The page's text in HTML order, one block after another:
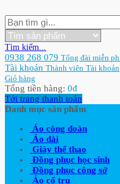
Tìm kiếm...
0938 268 079 Tổng đài miễn
Tài khoản Thành viên Tài khoản
Giỏ hàng
Tổng tiền hàng: 0đ
Tới trang thanh toán
Danh mục sản phẩm
Áo công đoàn
Áo dài
Giày thể thao
Đồng phục học sinh
Đồng phục công sở
Áo cổ trụ